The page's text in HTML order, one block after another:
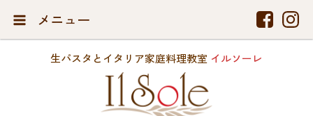
メニュー
生パスタとイタリア家庭料理教室 イルソーレ